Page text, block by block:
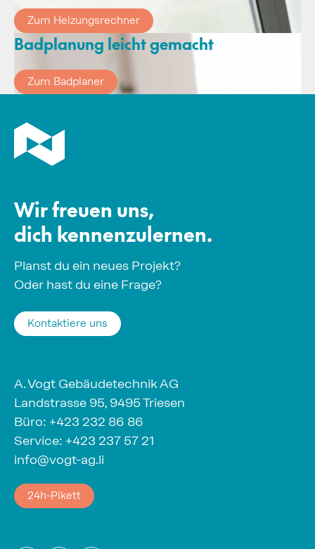
Zum Heizungsrechner
Badplanung leicht gemacht
Zum Badplaner
Wir freuen uns,
dich kennenzulernen.
Planst du ein neues Projekt?
Oder hast du eine Frage?
Kontaktiere uns
A. Vogt Gebäudetechnik AG
Landstrasse 95, 9495 Triesen
Büro: +423 232 86 86
Service: +423 237 57 21
info@vogt-ag.li
24h-Pikett